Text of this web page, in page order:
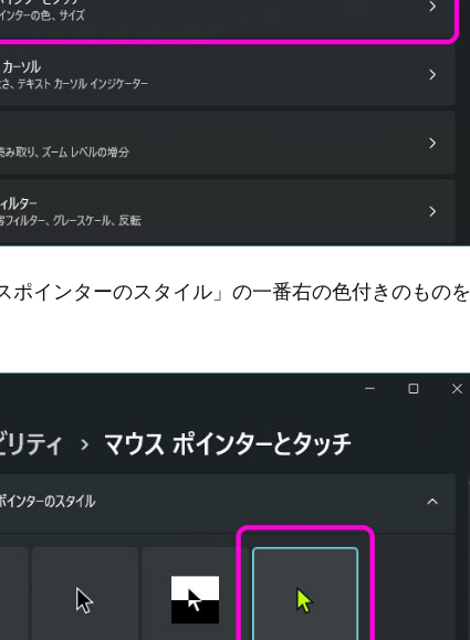
インターのスタイル」の一番右の色付きのものを